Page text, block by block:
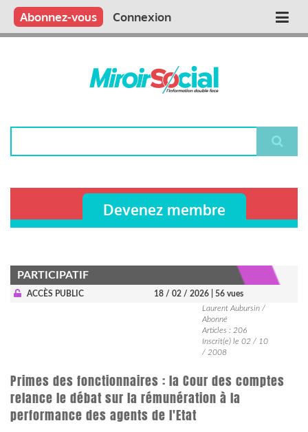
Aller
contenu
Main
Qui sommes nous ?
Vous publiez
Nous publions
Contactez-nous
Abonnez-vous Connexion
Devenez membre
PARTICIPATIF
ACCÈS PUBLIC 18 / 02 / 2026
| 56 vues
Laurent Aubursin /
Abonné
Articles : 206
Inscrit(e) le 02 / 10
/ 2008
Primes des fonctionnaires : la Cour des comptes
relance le débat sur la rémunération à la
performance des agents de l'Etat